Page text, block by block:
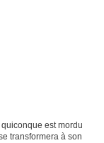
est mordu
transformera à son